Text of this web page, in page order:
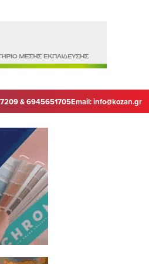
& 6945651705Email:info@kozan.gr